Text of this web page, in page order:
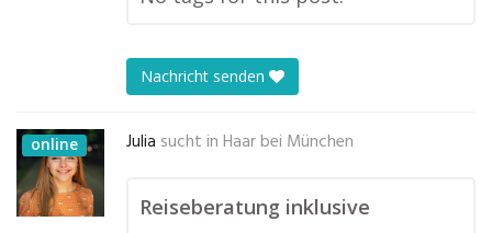
Nachricht senden
online Julia sucht in Haar bei München
Reiseberatung inklusive